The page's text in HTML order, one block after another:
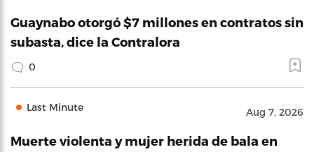
Guaynabo otorgó $7 millones en contratos sin
subasta, dice la Contralora
0
Last Minute Aug 7, 2026
Muerte violenta y mujer herida de bala en